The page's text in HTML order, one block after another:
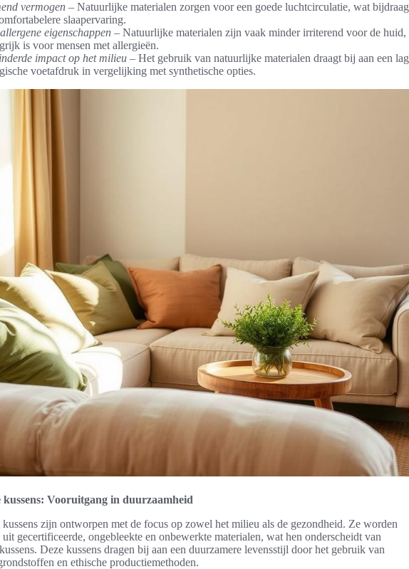
vermogen – Natuurlijke materialen zorgen voor een goede luchtcirculatie, wat
slaapervaring.
eigenschappen – Natuurlijke materialen zijn vaak minder irriterend voor de huid,
is voor mensen met allergieën.
impact op het milieu – Het gebruik van natuurlijke materialen draagt bij aan een
voetafdruk in vergelijking met synthetische opties.
kussens: Vooruitgang in duurzaamheid
zijn ontworpen met de focus op zowel het milieu als de gezondheid. Ze worden
gecertificeerde, ongebleekte en onbewerkte materialen, wat hen onderscheidt van
Deze kussens dragen bij aan een duurzamere levensstijl door het gebruik van
en ethische productiemethoden.